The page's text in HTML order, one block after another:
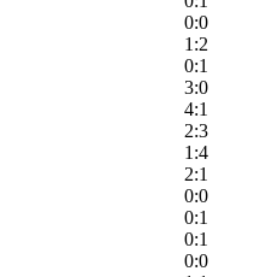
0:0
1:2
0:1
3:0
4:1
2:3
1:4
2:1
0:0
0:1
0:1
0:0